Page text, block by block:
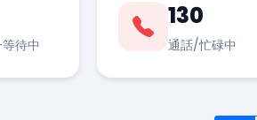
待中
130
通話/忙碌中